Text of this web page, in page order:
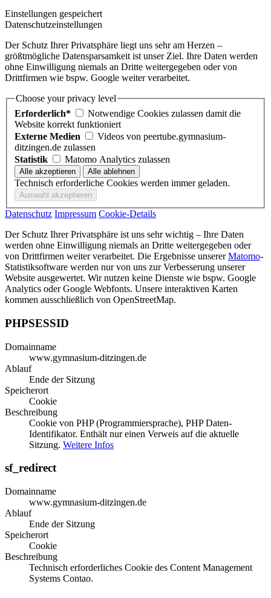
Einstellungen gespeichert
Datenschutzeinstellungen
Der Schutz Ihrer Privatsphäre liegt uns sehr am Herzen –
größtmögliche Datensparsamkeit ist unser Ziel. Ihre Daten werden
ohne Einwilligung niemals an Dritte weitergegeben oder von
Drittfirmen wie bspw. Google weiter verarbeitet.
Choose your privacy level
Erforderlich*
Notwendige Cookies zulassen damit die
Website korrekt funktioniert
Externe Medien
Videos von peertube.gymnasium-
ditzingen.de zulassen
Statistik
Matomo Analytics zulassen
Technisch erforderliche Cookies werden immer geladen.
Datenschutz Impressum Cookie-Details
Der Schutz Ihrer Privatsphäre ist uns sehr wichtig – Ihre Daten
werden ohne Einwilligung niemals an Dritte weitergegeben oder
von Drittfirmen weiter verarbeitet. Die Ergebnisse unsererMatomo-
Statistiksoftware werden nur von uns zur Verbesserung unserer
Website ausgewertet. Wir nutzen keine Dienste wie bspw. Google
Analytics oder Google Webfonts. Unsere interaktiven Karten
kommen ausschließlich von OpenStreetMap.
PHPSESSID
Domainname
www.gymnasium-ditzingen.de
Ablauf
Ende der Sitzung
Speicherort
Cookie
Beschreibung
Cookie von PHP (Programmiersprache), PHP Daten-
Identifikator. Enthält nur einen Verweis auf die aktuelle
Sitzung. Weitere Infos
sf_redirect
Domainname
www.gymnasium-ditzingen.de
Ablauf
Ende der Sitzung
Speicherort
Cookie
Beschreibung
Technisch erforderliches Cookie des Content Management
Systems Contao.